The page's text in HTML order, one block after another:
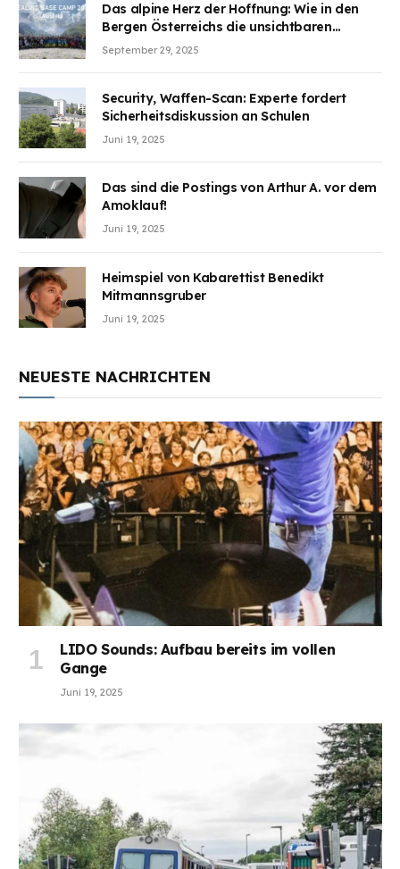
Das alpine Herz der Hoffnung: Wie in den
Bergen Österreichs die unsichtbaren
Wunden des Kriegesheilen
September 29, 2025
Security, Waffen-Scan: Experte fordert
Sicherheitsdiskussion an Schulen
Juni 19, 2025
Das sind die Postings von Arthur A. vor dem
Amoklauf!
Juni 19, 2025
Heimspiel von Kabarettist Benedikt
Mitmannsgruber
Juni 19, 2025
NEUESTE NACHRICHTEN
LIDO Sounds: Aufbau bereits im vollen
Gange
Juni 19, 2025